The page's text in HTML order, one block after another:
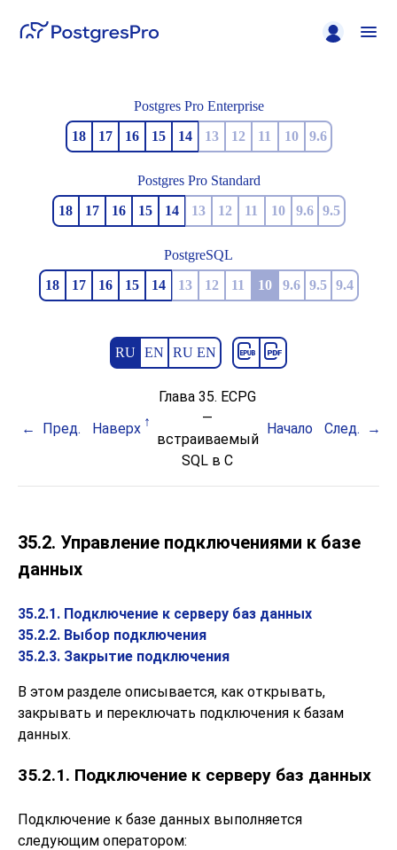
Postgres Pro Enterprise
18
17 16 15 14 13 12 11 10 9.6
Postgres Pro Standard
18
17 16 15 14 13 12 11 10 9.6 9.5
PostgreSQL
18
17 16 15 14 13 12 11 10 9.6 9.5 9.4
RU EN RU EN
Пред. Наверх
Глава 35. ECPG
—
встраиваемый
SQL в C
Начало След.
35.2. Управление подключениями к базе
данных
35.2.1. Подключение к серверу баз данных
35.2.2. Выбор подключения
35.2.3. Закрытие подключения
В этом разделе описывается, как открывать,
закрывать и переключать подключения к базам
данных.
35.2.1. Подключение к серверу баз данных
Подключение к базе данных выполняется
следующим оператором: